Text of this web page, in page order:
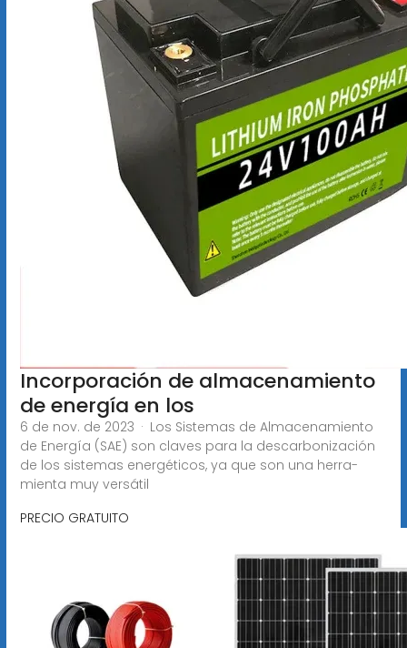
Incorporación de almacenamiento
de energía en los
6 de nov. de 2023 · Los Sistemas de Almacenamiento
de Energía (SAE) son claves para la descarbonización
de los sistemas energéticos, ya que son una herra-
mienta muy versátil
PRECIO GRATUITO